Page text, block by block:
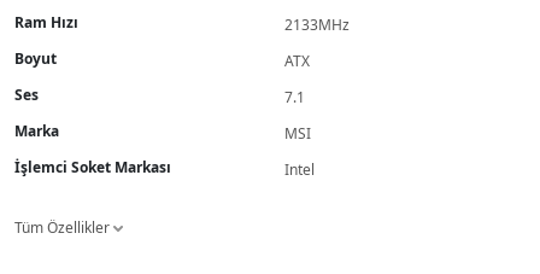
Ram Hızı
2133MHz
Boyut
ATX
Ses
7.1
Marka
MSI
İşlemci Soket Markası
Intel
Tüm Özellikler